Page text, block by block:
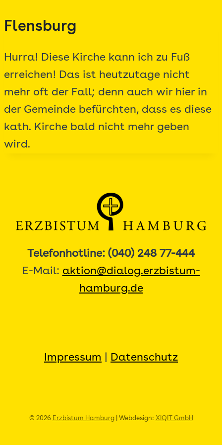
Inhalt
Flensburg
Hurra! Diese Kirche kann ich zu Fuß
erreichen! Das ist heutzutage nicht
mehr oft der Fall; denn auch wir hier in
der Gemeinde befürchten, dass es diese
kath. Kirche bald nicht mehr geben
wird.
Telefonhotline: (040) 248 77-444
E-Mail: aktion@dialog.erzbistum-
hamburg.de
Impressum Datenschutz
© 2026 Erzbistum Hamburg| Webdesign: XIQIT GmbH